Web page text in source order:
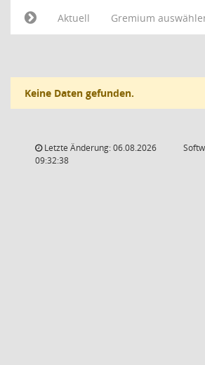
Aktuell
Gremium
Keine Daten gefunden.
Letzte Änderung: 06.08.2026
09:32:38